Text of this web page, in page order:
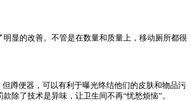
显的改善。不管是在数量和质量上，移动厕所都很
蹲便器，可以有利于曝光终结他们的皮肤和物品污
除了技术是异味，让卫生间不再“忧愁烦恼”。